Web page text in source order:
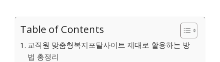
Table of Contents
교직원 맞춤형복지포탈사이트 제대로 활용하는 방
법 총정리